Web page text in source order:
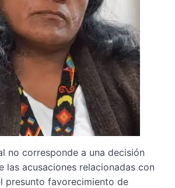
no corresponde a una decisión
las acusaciones relacionadas con
presunto favorecimiento de